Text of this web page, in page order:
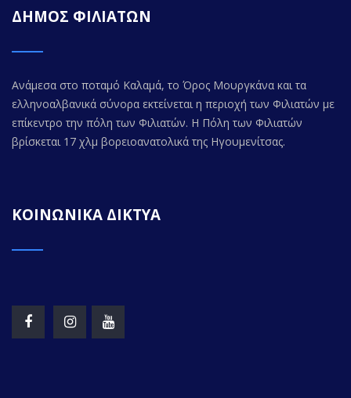
ΔΗΜΟΣ ΦΙΛΙΑΤΩΝ
Ανάμεσα στο ποταμό Καλαμά, το Όρος Μουργκάνα και τα
ελληνοαλβανικά σύνορα εκτείνεται η περιοχή των Φιλιατών με
επίκεντρο την πόλη των Φιλιατών. Η Πόλη των Φιλιατών
βρίσκεται 17 χλμ βορειοανατολικά της Ηγουμενίτσας.
ΚΟΙΝΩΝΙΚΑ ΔΙΚΤΥΑ